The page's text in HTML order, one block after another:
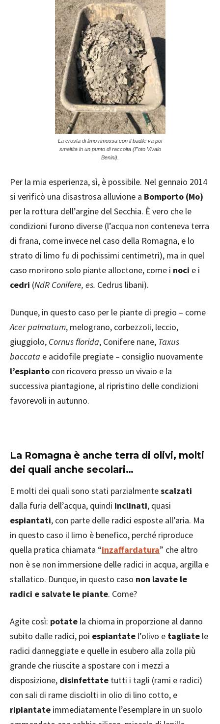
La crosta di limo rimossa con il badile va poi
smaltita in un punto di raccolta (Foto Vivaio
Benini).
Per la mia esperienza, sì, è possibile. Nel gennaio 2014
si verificò una disastrosa alluvione a Bomporto (Mo)
per la rottura dell’argine del Secchia. È vero che le
condizioni furono diverse (l’acqua non conteneva terra
di frana, come invece nel caso della Romagna, e lo
strato di limo fu di pochissimi centimetri), ma in quel
caso morirono solo piante alloctone, come i noci e i
cedri (NdR Conifere, es. Cedrus libani).
Dunque, in questo caso per le piante di pregio – come
Acer palmatum, melograno, corbezzoli, leccio,
giuggiolo, Cornus florida, Conifere nane, Taxus
baccata e acidofile pregiate – consiglio nuovamente
l’espianto con ricovero presso un vivaio e la
successiva piantagione, al ripristino delle condizioni
favorevoli in autunno.
La Romagna è anche terra di olivi, molti
dei quali anche secolari…
E molti dei quali sono stati parzialmentescalzati
dalla furia dell’acqua, quindi inclinati, quasi
espiantati, con parte delle radici esposte all’aria. Ma
in questo caso il limo è benefico, perché riproduce
quella pratica chiamata “inzaffardatura” che altro
non è se non immersione delle radici in acqua, argilla e
stallatico. Dunque, in questo caso non lavate le
radici e salvate le piante. Come?
Agite così: potate la chioma in proporzione al danno
subito dalle radici, poi espiantate l’olivo e tagliate le
radici danneggiate e quelle in esubero alla zolla più
grande che riuscite a spostare con i mezzi a
disposizione, disinfettate tutti i tagli (rami e radici)
con sali di rame disciolti in olio di lino cotto, e
ripiantate immediatamente l’esemplare in un suolo